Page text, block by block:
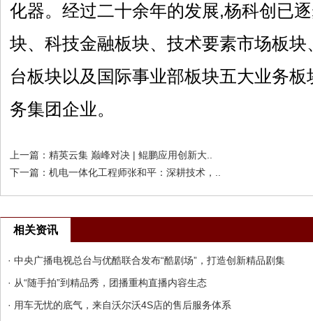
化器。经过二十余年的发展,杨科创已
块、科技金融板块、技术要素市场板
台板块以及国际事业部板块五大业务
务集团企业。
上一篇： 精英云集 巅峰对决 | 鲲鹏应用创新大..
下一篇： 机电一体化工程师张和平：深耕技术，..
相关资讯
· 中央广播电视总台与优酷联合发布“酷剧场”，打造创新精品剧集
· 从“随手拍”到精品秀，团播重构直播内容生态
· 用车无忧的底气，来自沃尔沃4S店的售后服务体系